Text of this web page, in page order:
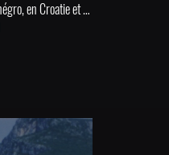
Séjour en famille au Monténégro, en Croatie et en Italie. Visite des Bouches de Kotor, de Perast, de Dubrovnik et enfin de l'Amphithéâtre de Vérone.